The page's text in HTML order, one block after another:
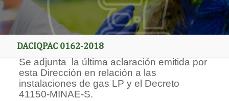
DACIQPAC 0162-2018
Se adjunta la última aclaración emitida por
esta Dirección en relación a las
instalaciones de gas LP y el Decreto
41150-MINAE-S.